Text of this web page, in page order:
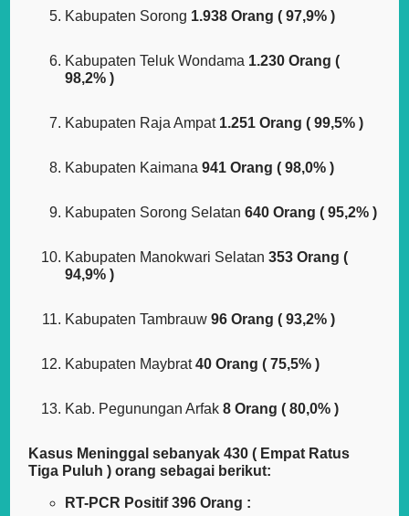
Kabupaten Sorong 1.938 Orang ( 97,9% )
Kabupaten Teluk Wondama 1.230 Orang (
98,2% )
Kabupaten Raja Ampat 1.251 Orang ( 99,5% )
Kabupaten Kaimana941 Orang ( 98,0% )
Kabupaten Sorong Selatan640 Orang ( 95,2% )
Kabupaten Manokwari Selatan353 Orang (
94,9% )
Kabupaten Tambrauw96 Orang ( 93,2% )
Kabupaten Maybrat40 Orang ( 75,5% )
Kab. Pegunungan Arfak8 Orang ( 80,0% )
Kasus Meninggal sebanyak 430 ( Empat Ratus
Tiga Puluh ) orang sebagai berikut:
RT-PCR Positif 396 Orang :